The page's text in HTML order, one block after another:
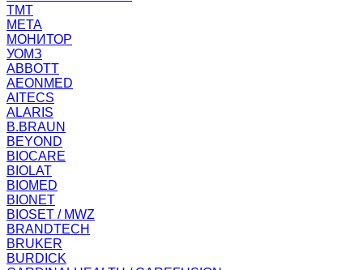
ТМТ
МЕТА
МОНИТОР
УОМЗ
ABBOTT
AEONMED
AITECS
ALARIS
B.BRAUN
BEYOND
BIOCARE
BIOLAT
BIOMED
BIONET
BIOSET / MWZ
BRANDTECH
BRUKER
BURDICK